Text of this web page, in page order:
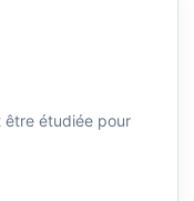
être étudiée pour